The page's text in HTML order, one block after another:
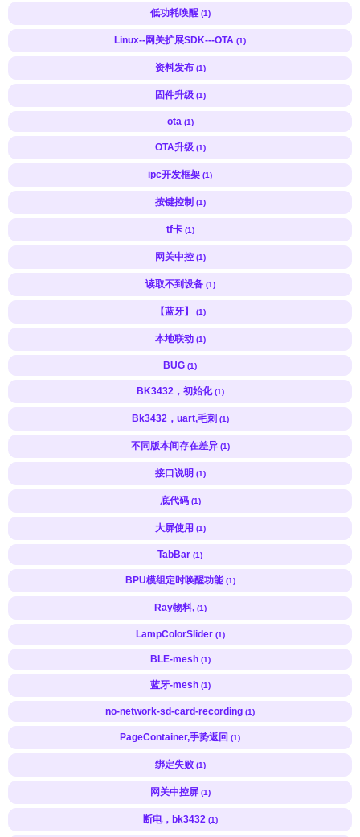
低功耗唤醒 (1)
Linux--网关扩展SDK---OTA (1)
资料发布 (1)
固件升级 (1)
ota (1)
OTA升级 (1)
ipc开发框架 (1)
按键控制 (1)
tf卡 (1)
网关中控 (1)
读取不到设备 (1)
【蓝牙】 (1)
本地联动 (1)
BUG (1)
BK3432，初始化 (1)
Bk3432，uart,毛刺 (1)
不同版本间存在差异 (1)
接口说明 (1)
底代码 (1)
大屏使用 (1)
TabBar (1)
BPU模组定时唤醒功能 (1)
Ray物料, (1)
LampColorSlider (1)
BLE-mesh (1)
蓝牙-mesh (1)
no-network-sd-card-recording (1)
PageContainer,手势返回 (1)
绑定失败 (1)
网关中控屏 (1)
断电，bk3432 (1)